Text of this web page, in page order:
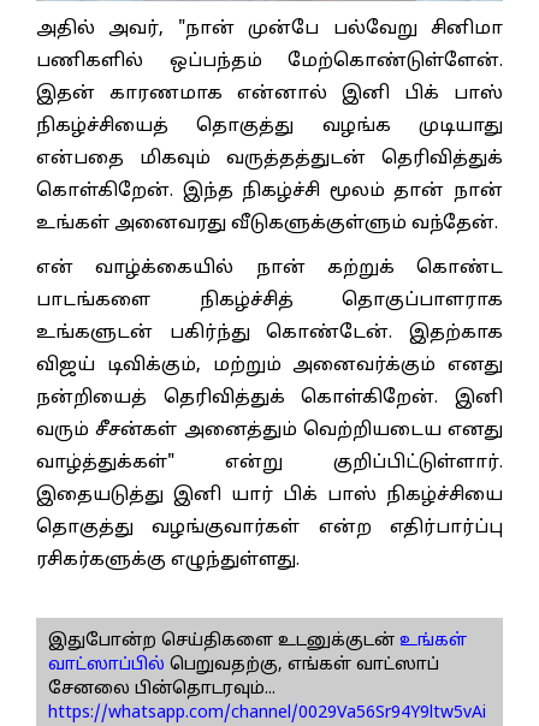
அதில் அவர், "நான் முன்பே பல்வேறு சினிமா
பணிகளில் ஒப்பந்தம் மேற்கொண்டுள்ளேன்.
இதன் காரணமாக என்னால் இனி பிக் பாஸ்
நிகழ்ச்சியைத் தொகுத்து வழங்க முடியாது
என்பதை மிகவும் வருத்தத்துடன் தெரிவித்துக்
கொள்கிறேன். இந்த நிகழ்ச்சி மூலம் தான் நான்
உங்கள் அனைவரது வீடுகளுக்குள்ளும் வந்தேன்.
என் வாழ்க்கையில் நான் கற்றுக் கொண்ட
பாடங்களை நிகழ்ச்சித் தொகுப்பாளராக
உங்களுடன் பகிர்ந்து கொண்டேன். இதற்காக
விஜய் டிவிக்கும், மற்றும் அனைவர்க்கும் எனது
நன்றியைத் தெரிவித்துக் கொள்கிறேன். இனி
வரும் சீசன்கள் அனைத்தும் வெற்றியடைய எனது
வாழ்த்துக்கள்" என்று குறிப்பிட்டுள்ளார்.
இதையடுத்து இனி யார் பிக் பாஸ் நிகழ்ச்சியை
தொகுத்து வழங்குவார்கள் என்ற எதிர்பார்ப்பு
ரசிகர்களுக்கு எழுந்துள்ளது.
இதுபோன்ற செய்திகளை உடனுக்குடன் உங்கள்
வாட்ஸாப்பில் பெறுவதற்கு, எங்கள் வாட்ஸாப்
சேனலை பின்தொடரவும்...
https://whatsapp.com/channel/0029Va56Sr94Y9ltw5vAi